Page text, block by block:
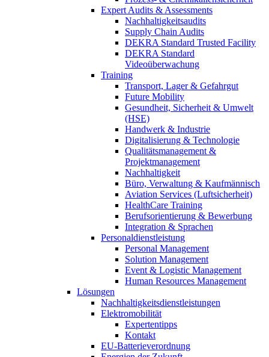
Expert Audits & Assessments
Nachhaltigkeitsaudits
Supply Chain Audits
DEKRA Standard Trusted Facility
DEKRA Standard
Videoüberwachung
Training
Transport, Lager & Gefahrgut
Future Mobility
Gesundheit, Sicherheit & Umwelt
(HSE)
Handwerk & Industrie
Digitalisierung & Technologie
Qualitätsmanagement &
Projektmanagement
Nachhaltigkeit
Büro, Verwaltung & Kaufmännisch
Aviation Services (Luftsicherheit)
HealthCare Training
Berufsorientierung & Bewerbung
Integration & Sprachen
Personaldienstleistung
Personal Management
Solution Management
Event & Logistic Management
Human Resources Management
Lösungen
Nachhaltigkeitsdienstleistungen
Elektromobilität
Expertentipps
Kontakt
EU-Batterieverordnung